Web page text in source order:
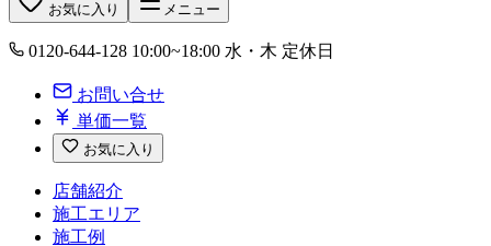
お気に入り メニュー
0120-644-128 10:00~18:00 水・木 定休日
お問い合せ
単価一覧
お気に入り
店舗紹介
施工エリア
施工例